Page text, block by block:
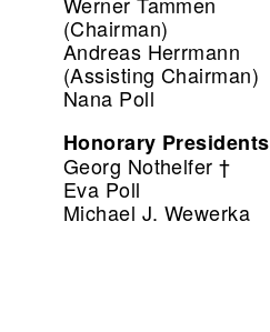
(Chairman)
Andreas Herrmann
(Assisting Chairman)
Nana Poll
Honorary Presidents
Georg Nothelfer †
Eva Poll
Michael J. Wewerka